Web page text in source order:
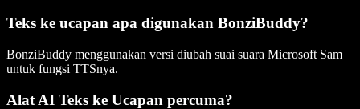
Teks ke ucapan apa digunakan BonziBuddy?
BonziBuddy menggunakan versi diubah suai suara Microsoft Sam
untuk fungsi TTSnya.
Alat AI Teks ke Ucapan percuma?